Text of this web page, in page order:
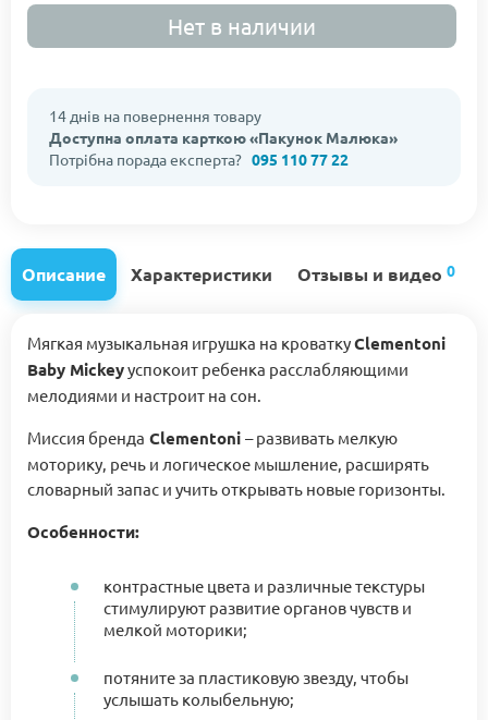
Нет в наличии
14 днів на повернення товару
Доступна оплата карткою «Пакунок Малюка»
Потрібна порада експерта? 095 110 77 22
Описание Характеристики Отзывы и видео 0
Мягкая музыкальная игрушка на кроваткуClementoni
Baby Mickeyуспокоит ребенка расслабляющими
мелодиями и настроит на сон.
Миссия бренда Clementoni – развивать мелкую
моторику, речь и логическое мышление, расширять
словарный запас и учить открывать новые горизонты.
Особенности:
контрастные цвета и различные текстуры
стимулируют развитие органов чувств и
мелкой моторики;
потяните за пластиковую звезду, чтобы
услышать колыбельную;